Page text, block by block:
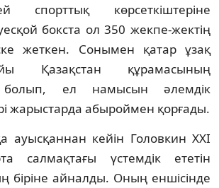
спорттық көрсеткіштеріне
бокста ол 350 жекпе-жектің
жеткен. Сонымен қатар ұзақ
Қазақстан құрамасының
ел намысын әлемдік
жарыстарда абыроймен қорғады.
ауысқаннан кейін Головкин XXI
салмақтағы үстемдік ететін
біріне айналды. Оның еншісінде